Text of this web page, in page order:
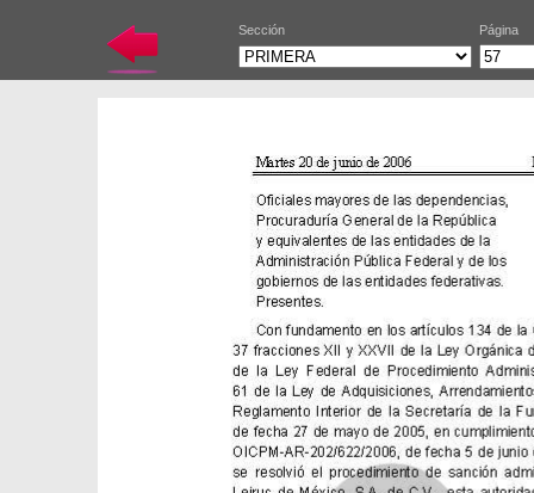
Sección Página